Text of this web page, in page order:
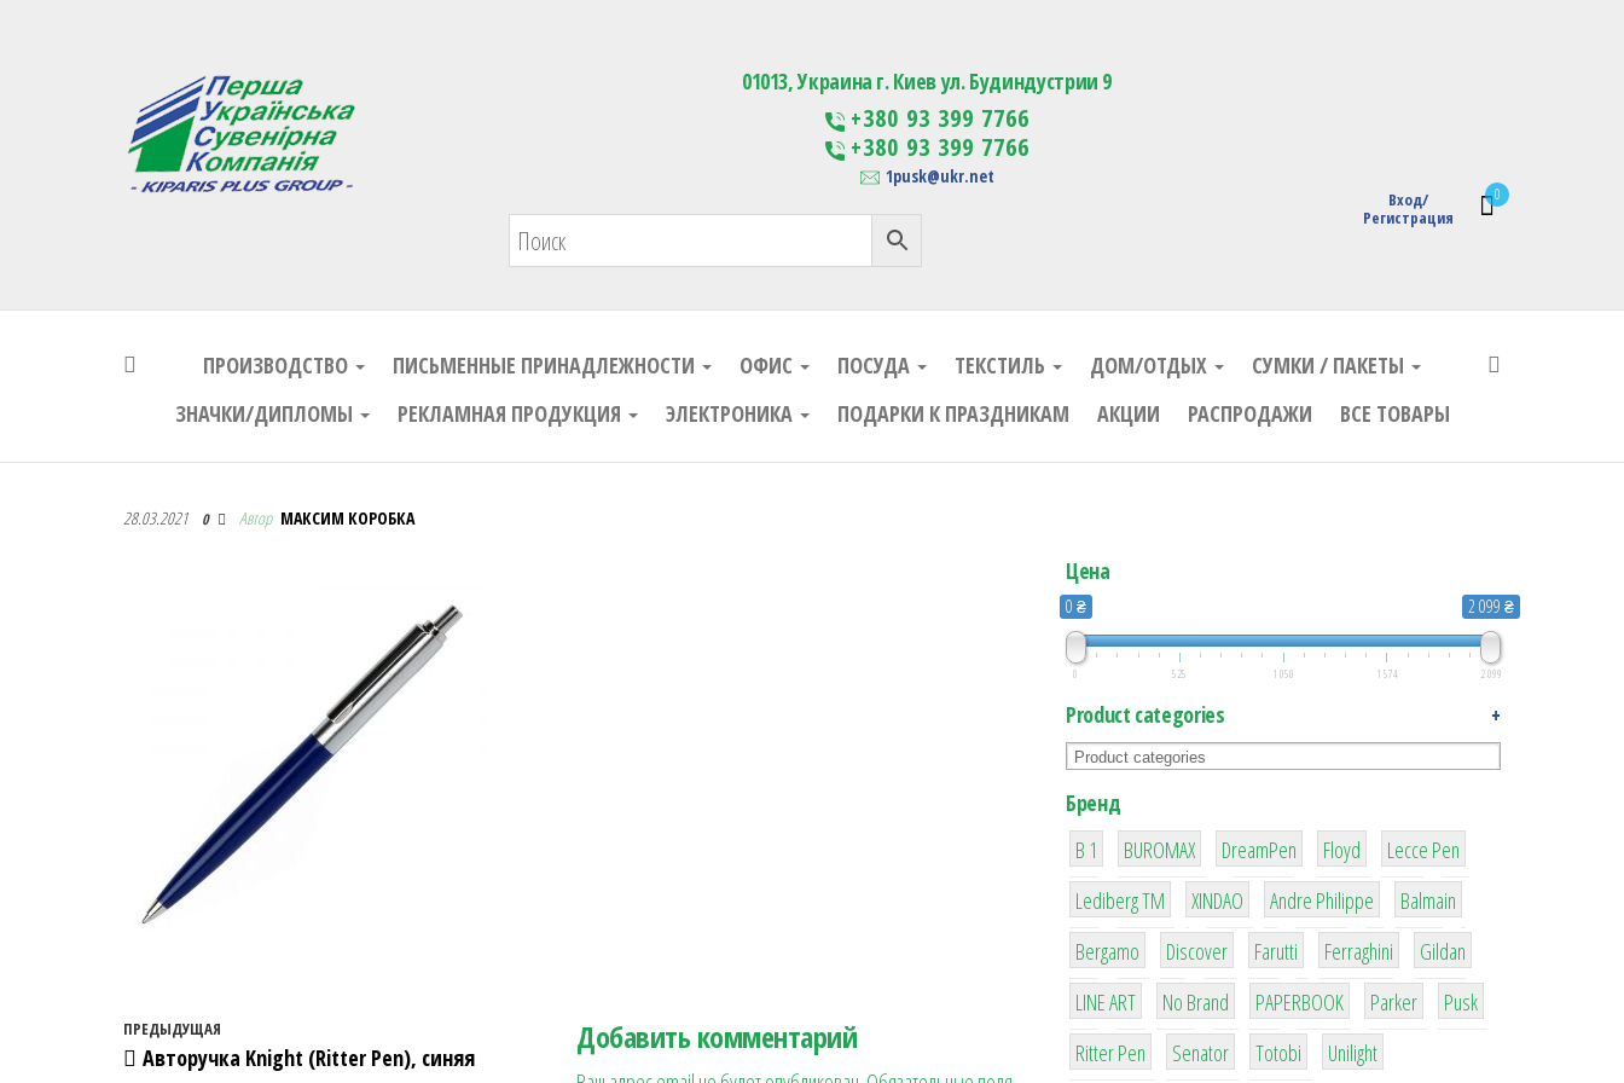
Первая Украинская Сувенирная Компания Изготовление сувенирной продукции с логотипом
0
Вход/
Регистрация
01013, Украина г. Киев ул. Будиндустрии 9
+380 93 399 7766
+380 93 399 7766
1pusk@ukr.net
ПРОИЗВОДСТВО ПИСЬМЕННЫЕ ПРИНАДЛЕЖНОСТИ ОФИС ПОСУДА ТЕКСТИЛЬ ДОМ/ОТДЫХ
СУМКИ / ПАКЕТЫ
ЗНАЧКИ/ДИПЛОМЫ
РЕКЛАМНАЯ ПРОДУКЦИЯ ЭЛЕКТРОНИКА ПОДАРКИ К ПРАЗДНИКАМ АКЦИИ РАСПРОДАЖИ ВСЕ ТОВАРЫ
Первая Украинская Сувенирная Компания
28.03.2021 0 Автор МАКСИМ КОРОБКА
Навигация по записям
Предыдущая запись
ПРЕДЫДУЩАЯ
Авторучка Knight (Ritter Pen), синяя
Добавить комментарий
Цена
0 ₴ 2 099 ₴
0 525 1 050 1 574 2 099
Product categories +
Бренд
B 1
1
BUROMAX
1
DreamPen
2
Floyd
2
Lecce Pen
3
Lediberg ТМ
3
XINDAO
1
Andre Philippe
4
Balmain
26
Bergamo
64
Discover
299
Farutti
4
Ferraghini
42
Gildan
4
LINE ART
90
No Brand
8
PAPERBOOK
6
Parker
2
Pusk
22
Ritter Pen
15
Senator
43
Totobi
1
Unilight